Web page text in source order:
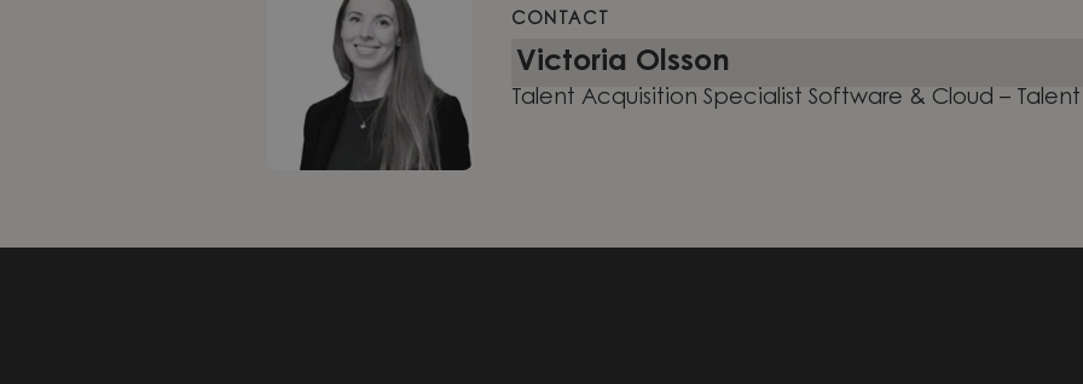
CONTACT
Victoria Olsson
Talent Acquisition Specialist Software & Cloud –